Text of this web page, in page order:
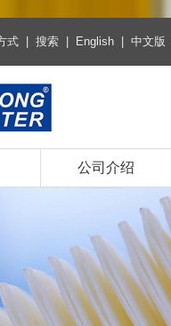
式 |搜索 English |中文版
公司介绍